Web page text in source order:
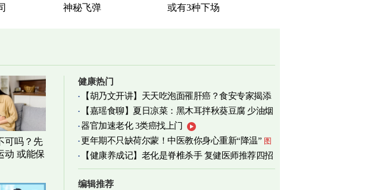
神秘飞弹
或有3种下场
可吗？先
动 或能保
健康热门
【胡乃文开讲】天天吃泡面罹肝癌？食安专家揭添
加物真相
【嘉瑶食聊】夏日凉菜：黑木耳拌秋葵豆腐 少油烟
清爽养心 图
器官加速老化 3类癌找上门
更年期不只缺荷尔蒙！中医教你身心重新“降温” 图
【健康养成记】老化是脊椎杀手 复健医师推荐四招
减缓
编辑推荐